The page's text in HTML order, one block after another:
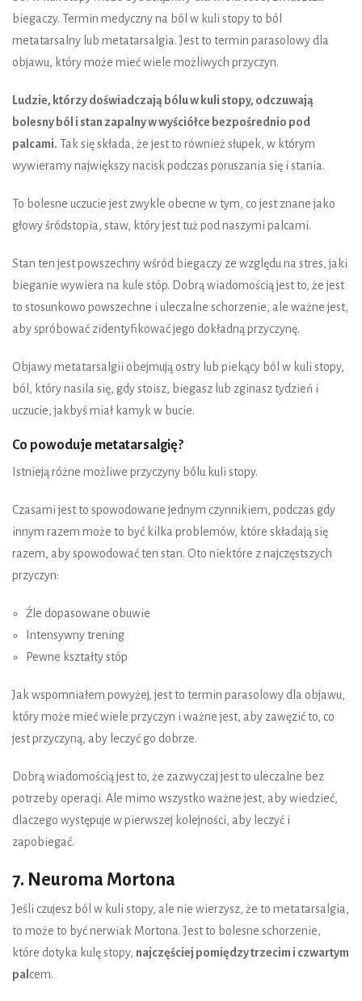
biegaczy. Termin medyczny na ból w kuli stopy to ból
metatarsalny lub metatarsalgia. Jest to termin parasolowy dla
objawu, który może mieć wiele możliwych przyczyn.
Ludzie, którzy doświadczają bólu w kuli stopy, odczuwają
bolesny ból i stan zapalny w wyściółce bezpośrednio pod
palcami. Tak się składa, że jest to również słupek, w którym
wywieramy największy nacisk podczas poruszania się i stania.
To bolesne uczucie jest zwykle obecne w tym, co jest znane jako
głowy śródstopia, staw, który jest tuż pod naszymi palcami.
Stan ten jest powszechny wśród biegaczy ze względu na stres, jaki
bieganie wywiera na kule stóp. Dobrą wiadomością jest to, że jest
to stosunkowo powszechne i uleczalne schorzenie, ale ważne jest,
aby spróbować zidentyfikować jego dokładną przyczynę.
Objawy metatarsalgii obejmują ostry lub piekący ból w kuli stopy,
ból, który nasila się, gdy stoisz, biegasz lub zginasz tydzień i
uczucie, jakbyś miał kamyk w bucie.
Co powoduje metatarsalgię?
Istnieją różne możliwe przyczyny bólu kuli stopy.
Czasami jest to spowodowane jednym czynnikiem, podczas gdy
innym razem może to być kilka problemów, które składają się
razem, aby spowodować ten stan. Oto niektóre z najczęstszych
przyczyn:
Źle dopasowane obuwie
Intensywny trening
Pewne kształty stóp
Jak wspomniałem powyżej, jest to termin parasolowy dla objawu,
który może mieć wiele przyczyn i ważne jest, aby zawęzić to, co
jest przyczyną, aby leczyć go dobrze.
Dobrą wiadomością jest to, że zazwyczaj jest to uleczalne bez
potrzeby operacji. Ale mimo wszystko ważne jest, aby wiedzieć,
dlaczego występuje w pierwszej kolejności, aby leczyć i
zapobiegać.
7. Neuroma Mortona
Jeśli czujesz ból w kuli stopy, ale nie wierzysz, że to metatarsalgia,
to może to być nerwiak Mortona. Jest to bolesne schorzenie,
które dotyka kulę stopy, najczęściej pomiędzy trzecim i czwartym
pal cem.